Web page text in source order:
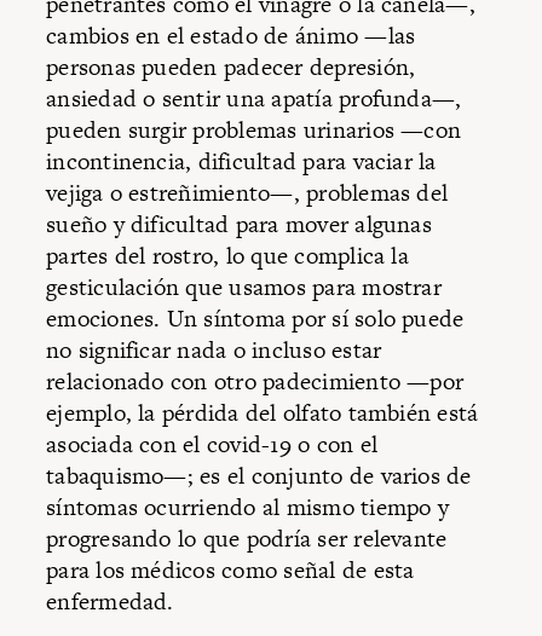
cambios en el estado de ánimo —las
personas pueden padecer depresión,
ansiedad o sentir una apatía profunda—,
pueden surgir problemas urinarios —con
incontinencia, dificultad para vaciar la
vejiga o estreñimiento—, problemas del
sueño y dificultad para mover algunas
partes del rostro, lo que complica la
gesticulación que usamos para mostrar
emociones. Un síntoma por sí solo puede
no significar nada o incluso estar
relacionado con otro padecimiento —por
ejemplo, la pérdida del olfato también está
asociada con el covid-19 o con el
tabaquismo—; es el conjunto de varios de
síntomas ocurriendo al mismo tiempo y
progresando lo que podría ser relevante
para los médicos como señal de esta
enfermedad.